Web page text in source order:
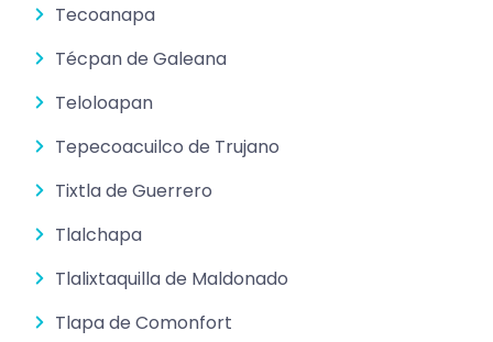
Tecoanapa
Técpan de Galeana
Teloloapan
Tepecoacuilco de Trujano
Tixtla de Guerrero
Tlalchapa
Tlalixtaquilla de Maldonado
Tlapa de Comonfort